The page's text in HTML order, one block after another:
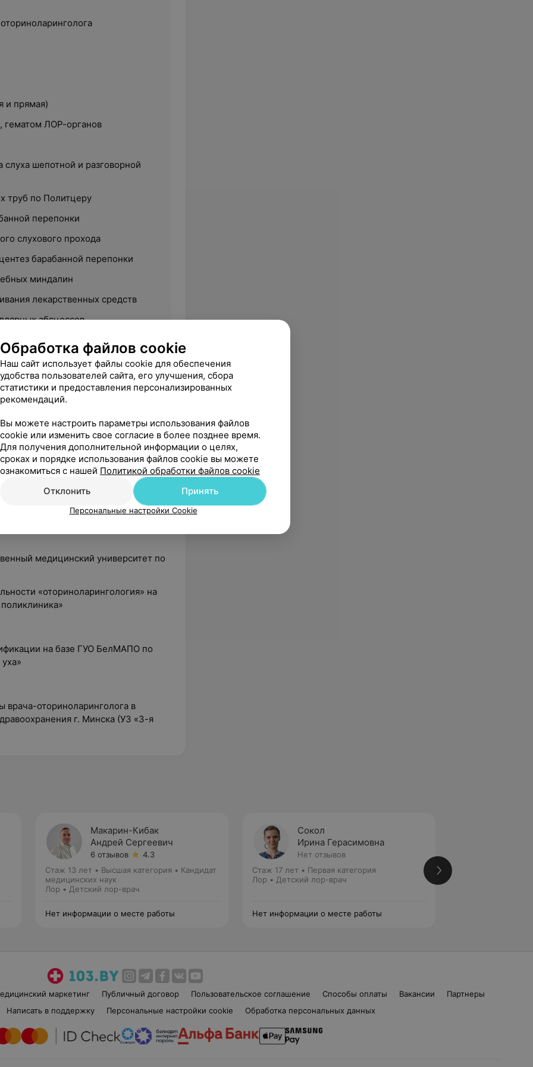
и прямая)
гематом ЛОР-органов
слуха шепотной и разговорной
труб по Политцеру
перепонки
слухового прохода
барабанной перепонки
миндалин
лекарственных средств
абсцессов
пазух носа по Проетцу
пазух
носа
сосудов перегородки носа
уха, носа, рото- и
новообразований лор-
фурункула уха, носа
медицинский университет по
«оториноларингология» на
на базе ГУО БелМАПО по
врача-оториноларинголога в
г. Минска (УЗ «3-я
Макарин-Кибак
Андрей Сергеевич
6 отзывов
4.3
Стаж 13 лет • Высшая категория • Кандидат
медицинских наук
Лор • Детский лор-врач
Нет информации о месте работы
Сокол
Ирина Герасимовна
Нет отзывов
Стаж 17 лет • Первая категория
Лор • Детский лор-врач
Нет информации о месте работы
маркетинг Публичный договор Пользовательское соглашение Способы оплаты Вакансии
Партнеры
Написать в поддержку Персональные настройки cookie Обработка персональных данных
Обработка файлов cookie
Наш сайт использует файлы cookie для обеспечения
удобства пользователей сайта, его улучшения, сбора
статистики и предоставления персонализированных
рекомендаций.
Вы можете настроить параметры использования файлов
cookie или изменить свое согласие в более позднее время.
Для получения дополнительной информации о целях,
сроках и порядке использования файлов cookie вы можете
ознакомиться с нашей Политикой обработки файлов cookie
Отклонить
Принять
Персональные настройки Cookie